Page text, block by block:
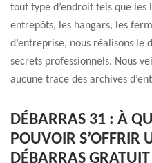
tout type d’endroit tels que les
entrepôts, les hangars, les
d’entreprise, nous réalisons le
secrets professionnels. Nous
aucune trace des archives
DÉBARRAS 31 : À
POUVOIR S’OFFRIR
DÉBARRAS